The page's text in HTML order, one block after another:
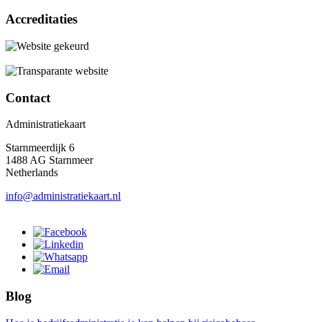
Accreditaties
Contact
Administratiekaart
Starnmeerdijk 6
1488 AG Starnmeer
Netherlands
info@administratiekaart.nl
Blog